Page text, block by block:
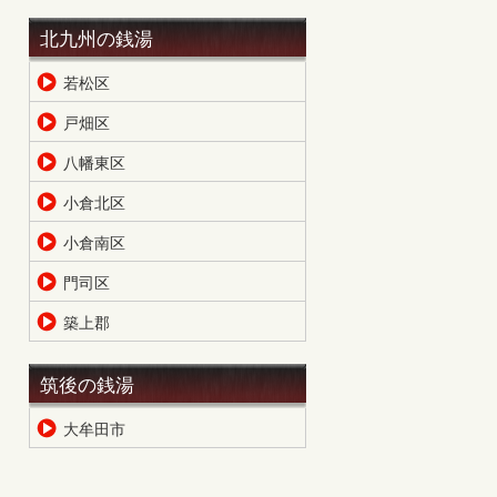
北九州の銭湯
若松区
戸畑区
八幡東区
小倉北区
小倉南区
門司区
築上郡
筑後の銭湯
大牟田市